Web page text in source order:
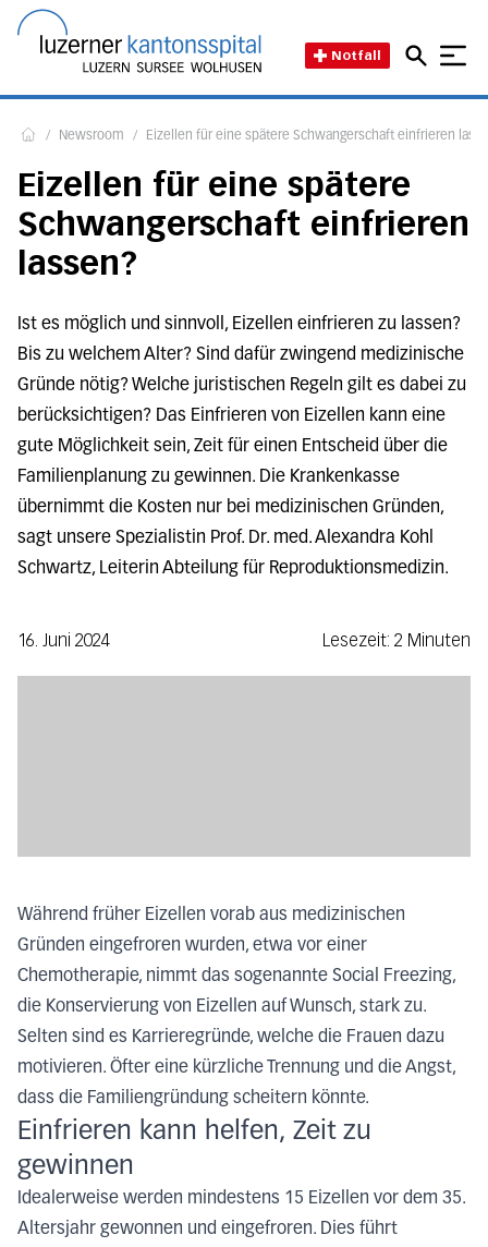
Notfall
/ Newsroom / Eizellen für eine spätere Schwangerschaft einfrieren
Eizellen für eine spätere
Schwangerschaft einfrieren
lassen?
Ist es möglich und sinnvoll, Eizellen einfrieren zu lassen?
Bis zu welchem Alter? Sind dafür zwingend medizinische
Gründe nötig? Welche juristischen Regeln gilt es dabei zu
berücksichtigen? Das Einfrieren von Eizellen kann eine
gute Möglichkeit sein, Zeit für einen Entscheid über die
Familienplanung zu gewinnen. Die Krankenkasse
übernimmt die Kosten nur bei medizinischen Gründen,
sagt unsere Spezialistin Prof. Dr. med. Alexandra Kohl
Schwartz, Leiterin Abteilung für Reproduktionsmedizin.
16. Juni 2024 Lesezeit: 2 Minuten
Während früher Eizellen vorab aus medizinischen
Gründen eingefroren wurden, etwa vor einer
Chemotherapie, nimmt das sogenannte Social Freezing,
die Konservierung von Eizellen auf Wunsch, stark zu.
Selten sind es Karrieregründe, welche die Frauen dazu
motivieren. Öfter eine kürzliche Trennung und die Angst,
dass die Familiengründung scheitern könnte.
Einfrieren kann helfen, Zeit zu
gewinnen
Idealerweise werden mindestens 15 Eizellen vor dem 35.
Altersjahr gewonnen und eingefroren. Dies führt